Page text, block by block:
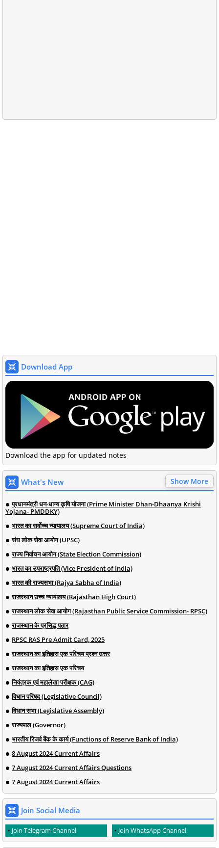
Download App
Download the app for updated notes
What's New Show More
प्रधानमंत्री धन-धान्य कृषि योजना (Prime Minister Dhan-Dhaanya Krishi
Yojana- PMDDKY)
भारत का सर्वोच्च न्यायालय (Supreme Court of India)
संघ लोक सेवा आयोग (UPSC)
राज्य निर्वाचन आयोग (State Election Commission)
भारत का उपराष्ट्रपति (Vice President of India)
भारत की राज्यसभा (Rajya Sabha of India)
राजस्थान उच्च न्यायालय (Rajasthan High Court)
राजस्थान लोक सेवा आयोग (Rajasthan Public Service Commission- RPSC)
राजस्थान के प्रसिद्ध पठार
RPSC RAS Pre Admit Card, 2025
राजस्थान का इतिहास एक परिचय प्रश्न उत्तर
राजस्थान का इतिहास एक परिचय
नियंत्रक एवं महालेखा परीक्षक (CAG)
विधान परिषद (Legislative Council)
विधान सभा (Legislative Assembly)
राज्यपाल (Governor)
भारतीय रिजर्व बैंक के कार्य (Functions of Reserve Bank of India)
8 August 2024 Current Affairs
7 August 2024 Current Affairs Questions
7 August 2024 Current Affairs
Join Social Media
Join Telegram Channel Join WhatsApp Channel